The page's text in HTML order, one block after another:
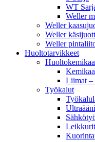
WT
Weller
Weller
Weller
Weller
Huoltotarvikkeet
Liimat –
Työkalut
Leikkurit